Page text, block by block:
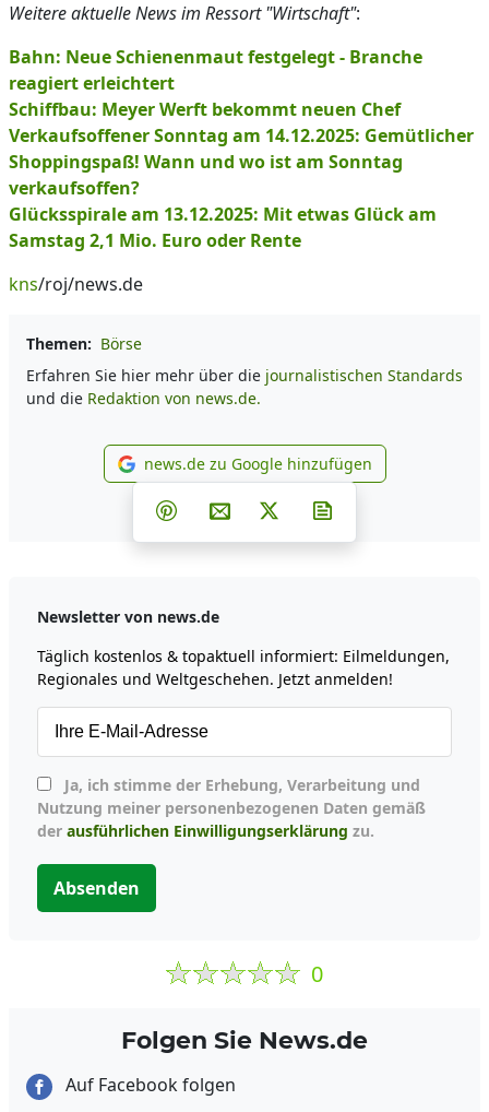
Weitere aktuelle News im Ressort "Wirtschaft":
Bahn: Neue Schienenmaut festgelegt - Branche
reagiert erleichtert
Schiffbau: Meyer Werft bekommt neuen Chef
Verkaufsoffener Sonntag am 14.12.2025: Gemütlicher
Shoppingspaß! Wann und wo ist am Sonntag
verkaufsoffen?
Glücksspirale am 13.12.2025: Mit etwas Glück am
Samstag 2,1 Mio. Euro oder Rente
kns/roj/news.de
Themen: Börse
Erfahren Sie hier mehr über die journalistischen Standards
und die Redaktion von news.de.
news.de zu Google
news.de zu Google hinzufügen
Teilen auf Facebook
Teilen auf Whatsapp
Teilen auf Telegram
Teilen auf Pinterest
Per E-Mail teilen
Post auf X
Newsletter von news.de
Täglich kostenlos & topaktuell informiert: Eilmeldungen,
Regionales und Weltgeschehen. Jetzt anmelden!
Nutzung meiner personenbezogenen Daten gemäß
der ausführlichen Einwilligungserklärung zu.
Absenden
0
Folgen Sie News.de
Auf Facebook folgen